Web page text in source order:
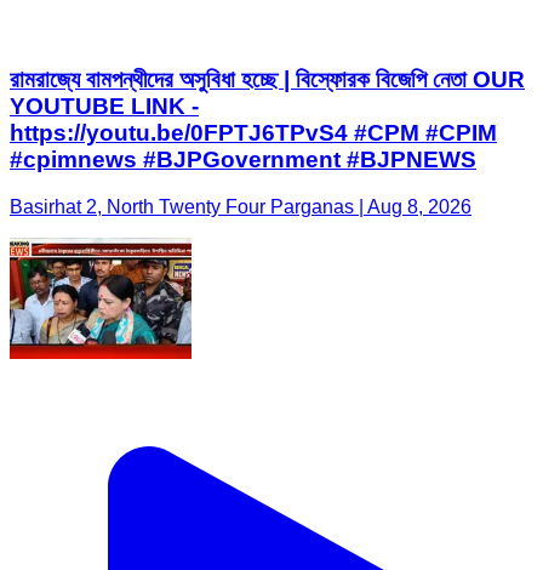
রামরাজ্যে বামপন্থীদের অসুবিধা হচ্ছে | বিস্ফোরক বিজেপি নেতা OUR
YOUTUBE LINK -
https://youtu.be/0FPTJ6TPvS4 #CPM #CPIM
#cpimnews #BJPGovernment #BJPNEWS
Basirhat 2, North Twenty Four Parganas | Aug 8, 2026